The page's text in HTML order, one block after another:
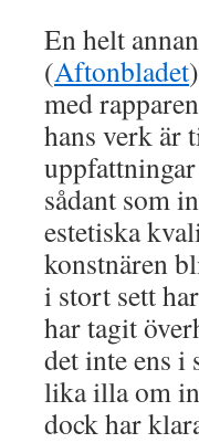
En helt
(Aftonbladet
med
hans verk är
sådant som
estetiska
konstnären
i stort sett
har tagit
det inte ens i
lika illa om
dock har